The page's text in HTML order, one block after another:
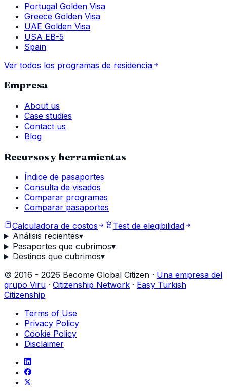
Portugal Golden Visa
Greece Golden Visa
UAE Golden Visa
USA EB-5
Spain
Ver todos los programas de residencia
Empresa
About us
Case studies
Contact us
Blog
Recursos y herramientas
Índice de pasaportes
Consulta de visados
Comparar programas
Comparar pasaportes
Calculadora de costos
Test de elegibilidad
Análisis recientes▾
Pasaportes que cubrimos▾
Destinos que cubrimos▾
© 2016 - 2026 Become Global Citizen · Una empresa del
grupo Viru · Citizenship Network · Easy Turkish
Citizenship
Terms of Use
Privacy Policy
Cookie Policy
Disclaimer